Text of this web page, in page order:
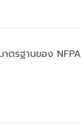
ตรฐานของ NFPA